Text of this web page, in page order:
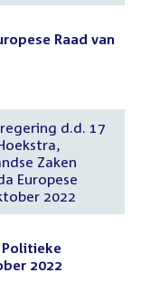
Raad van
d.d. 17
Zaken
Europese
2022
Politieke
2022